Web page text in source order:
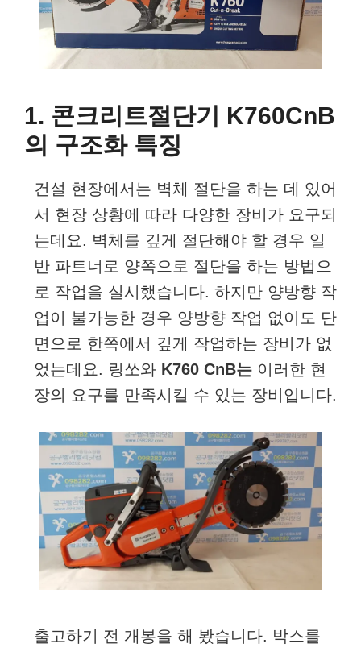
1. 콘크리트절단기 K760CnB
의 구조화 특징
건설 현장에서는 벽체 절단을 하는 데 있어
서 현장 상황에 따라 다양한 장비가 요구되
는데요. 벽체를 깊게 절단해야 할 경우 일
반 파트너로 양쪽으로 절단을 하는 방법으
로 작업을 실시했습니다. 하지만 양방향 작
업이 불가능한 경우 양방향 작업 없이도 단
면으로 한쪽에서 깊게 작업하는 장비가 없
었는데요. 링쏘와 K760 CnB는 이러한 현
장의 요구를 만족시킬 수 있는 장비입니다.
출고하기 전 개봉을 해 봤습니다. 박스를